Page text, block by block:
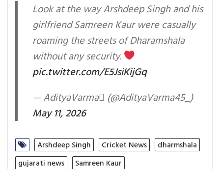
Look at the way Arshdeep Singh and his
girlfriend Samreen Kaur were casually
roaming the streets of Dharamshala
without any security.
pic.twitter.com/E5JsiKijGq
— AdityaVarma (@AdityaVarma45_)
May 11, 2026
Arshdeep Singh Cricket News
dharmshala
gujarati news
Samreen Kaur